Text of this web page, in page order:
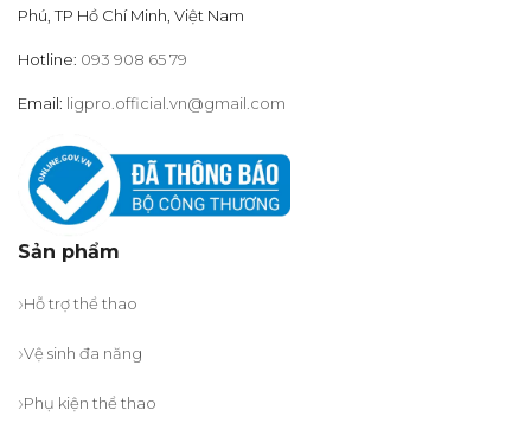
Phú, TP Hồ Chí Minh, Việt Nam
Hotline: 093 908 65 79
Email: ligpro.official.vn@gmail.com
Sản phẩm
Hỗ trợ thể thao
Vệ sinh đa năng
Phụ kiện thể thao